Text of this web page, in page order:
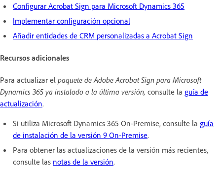
Configurar Acrobat Sign para Microsoft Dynamics 365
Implementar configuración opcional
Añadir entidades de CRM personalizadas a Acrobat Sign
Recursos adicionales
Para actualizar el paquete de Adobe Acrobat Sign para Microsoft
Dynamics 365 ya instalado a la última versión, consulte la guía de
actualización.
Si utiliza Microsoft Dynamics 365 On-Premise, consulte la guía
de instalación de la versión 9 On-Premise.
Para obtener las actualizaciones de la versión más recientes,
consulte las notas de la versión.